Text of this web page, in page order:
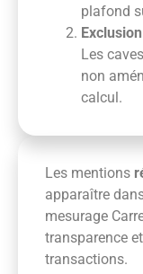
plafond
Les
non
calcul.
Les mentions
apparaître
mesurage
transparence
transactions.